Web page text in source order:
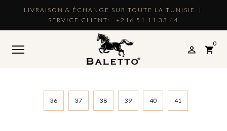
LIVRAISON & ÉCHANGE SUR TOUTE LA TUNISIE |
SERVICE CLIENT:
+216 51 11 33 44
 shopping_cart
0
36 37 38 39 40 41